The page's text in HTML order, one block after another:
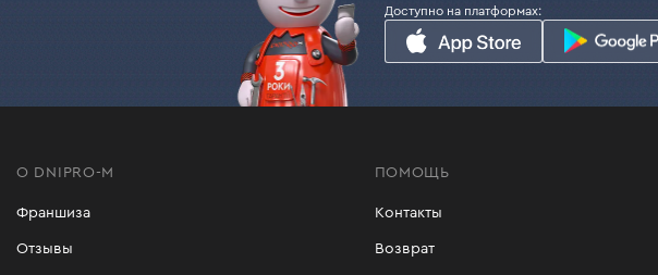
Доступно на платформах:
О DNIPRO-M
Франшиза
Отзывы
ПОМОЩЬ
Контакты
Возврат